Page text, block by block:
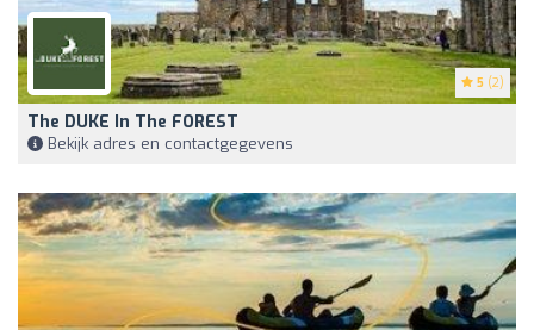
5 (2)
The DUKE In The FOREST
Bekijk adres en contactgegevens